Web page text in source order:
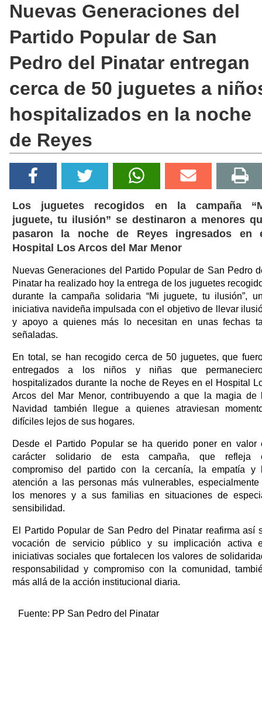
Nuevas Generaciones del
Partido Popular de San
Pedro del Pinatar entregan
cerca de 50 juguetes a
hospitalizados en la noche
de Reyes
Los juguetes recogidos en la campaña
juguete, tu ilusión” se destinaron a menores
pasaron la noche de Reyes ingresados en
Hospital Los Arcos del Mar Menor
Nuevas Generaciones del Partido Popular de San Pedro
Pinatar ha realizado hoy la entrega de los juguetes
durante la campaña solidaria “Mi juguete, tu ilusión”,
iniciativa navideña impulsada con el objetivo de llevar
y apoyo a quienes más lo necesitan en unas fechas
señaladas.
En total, se han recogido cerca de 50 juguetes, que
entregados a los niños y niñas que
hospitalizados durante la noche de Reyes en el Hospital
Arcos del Mar Menor, contribuyendo a que la magia de
Navidad también llegue a quienes atraviesan
difíciles lejos de sus hogares.
Desde el Partido Popular se ha querido poner en valor
carácter solidario de esta campaña, que refleja
compromiso del partido con la cercanía, la empatía y
atención a las personas más vulnerables, especialmente
los menores y a sus familias en situaciones de
sensibilidad.
El Partido Popular de San Pedro del Pinatar reafirma así
vocación de servicio público y su implicación activa
iniciativas sociales que fortalecen los valores de
responsabilidad y compromiso con la comunidad,
más allá de la acción institucional diaria.
Fuente: PP San Pedro del Pinatar